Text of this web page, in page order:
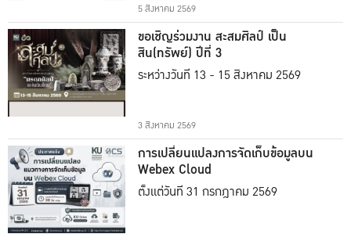
5 สิงหาคม 2569
ขอเชิญร่วมงาน สะสมศิลป์ เป็น
สิน(ทรัพย์) ปีที่ 3
ระหว่างวันที่ 13 - 15 สิงหาคม 2569
3 สิงหาคม 2569
การเปลี่ยนแปลงการจัดเก็บข้อมูลบน
Webex Cloud
ตั้งแต่วันที่ 31 กรกฎาคม 2569